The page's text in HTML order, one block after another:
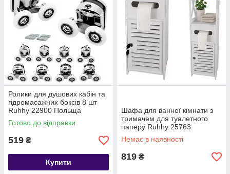
Ролики для душових кабін та
гідромасажних боксів 8 шт
Ruhhy 22900 Польща
Готово до відправки
519 ₴
Купити
Шафа для ванної кімнати з
тримачем для туалетного
паперу Ruhhy 25763
Немає в наявності
819 ₴